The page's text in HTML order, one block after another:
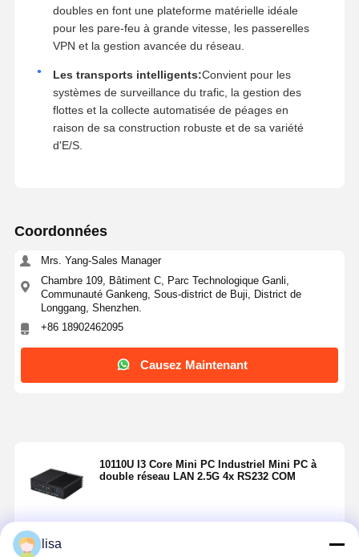
doubles en font une plateforme matérielle idéale
pour les pare-feu à grande vitesse, les passerelles
VPN et la gestion avancée du réseau.
Les transports intelligents:Convient pour les
systèmes de surveillance du trafic, la gestion des
flottes et la collecte automatisée de péages en
raison de sa construction robuste et de sa variété
d'E/S.
Coordonnées
Mrs. Yang-Sales Manager
Chambre 109, Bâtiment C, Parc Technologique Ganli,
Communauté Gankeng, Sous-district de Buji, District de
Longgang, Shenzhen.
+86 18902462095
Causez Maintenant
10110U I3 Core Mini PC Industriel Mini PC à
double réseau LAN 2.5G 4x RS232 COM
lisa